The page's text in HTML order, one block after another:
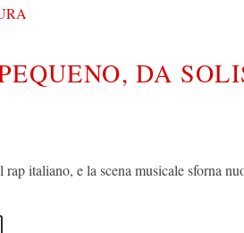
DA
rap italiano, e la scena musicale sforna